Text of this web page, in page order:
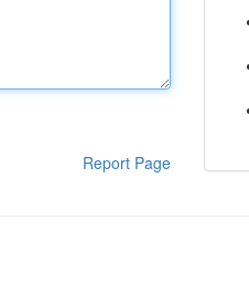
Report Page